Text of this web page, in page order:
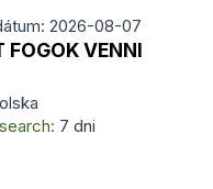
2026-08-07
FOGOK VENNI
7 dni